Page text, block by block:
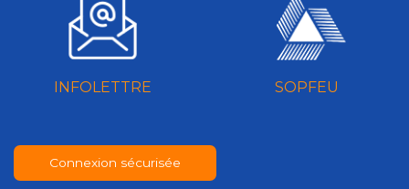
INFOLETTRE SOPFEU
Connexion sécurisée